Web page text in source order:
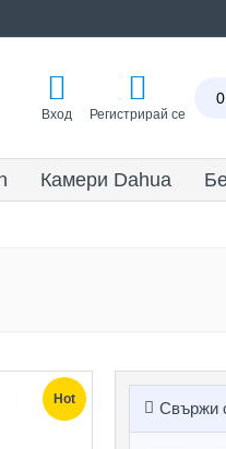
Вход Регистрирай се
Камери Dahua
Hot Свържи